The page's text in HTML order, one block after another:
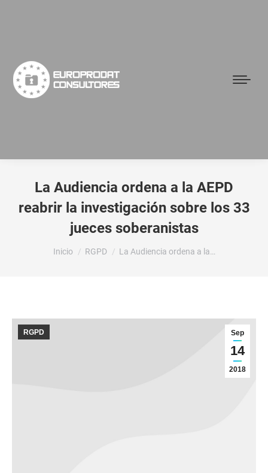
La Audiencia ordena a la AEPD
reabrir la investigación sobre los 33
jueces soberanistas
Estás aquí:
Inicio RGPD La Audiencia ordena a la…
Sep
14
2018
RGPD